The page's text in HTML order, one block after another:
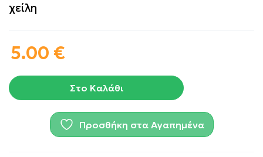
χείλη
5.00 €
Στο Καλάθι
Προσθήκη στα Αγαπημένα